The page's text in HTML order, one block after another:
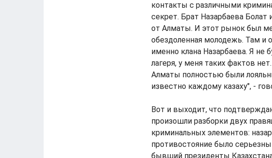
контакты с различными
секрет. Брат Назарбаева
от Алматы. И этот рынок был
обездоленная молодежь. Там и
именно клана Назарбаева. Я не
лагеря, у меня таких фактов
Алматы полностью были
известно каждому казаху", -
Вот и выходит, что
произошли разборки двух
криминальных элементов:
противостояние было
бывший президенты